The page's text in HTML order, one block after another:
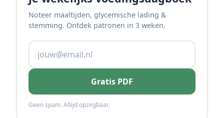
Noteer maaltijden, glycemische lading &
stemming. Ontdek patronen in 3 weken.
Gratis PDF
Geen spam. Altijd opzegbaar.